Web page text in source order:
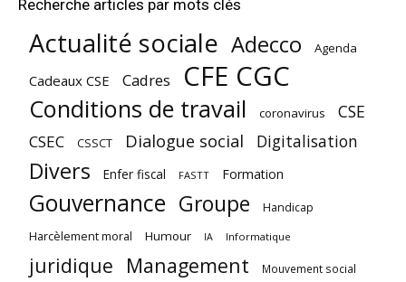
Recherche articles par mots clés
Actualité sociale Adecco Agenda
Cadeaux CSE Cadres CFE CGC
Conditions de travail coronavirus CSE
CSEC CSSCT Dialogue social Digitalisation
Divers Enfer fiscal FASTT Formation
Gouvernance Groupe Handicap
Harcèlement moral Humour IA Informatique
juridique Management Mouvement social